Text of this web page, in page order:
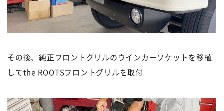
その後、純正フロントグリルのウインカーソケットを移植
してthe ROOTSフロントグリルを取付